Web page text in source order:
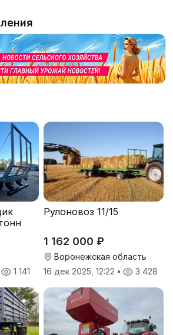
1 141
Рулоновоз 11/15
1 162 000 ₽
Воронежская область
16 дек 2025, 12:22 • 3 428